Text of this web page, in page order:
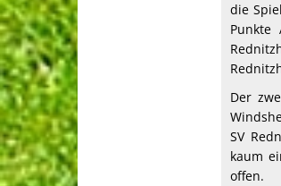
die
Punkte
Der
SV
kaum
offen.